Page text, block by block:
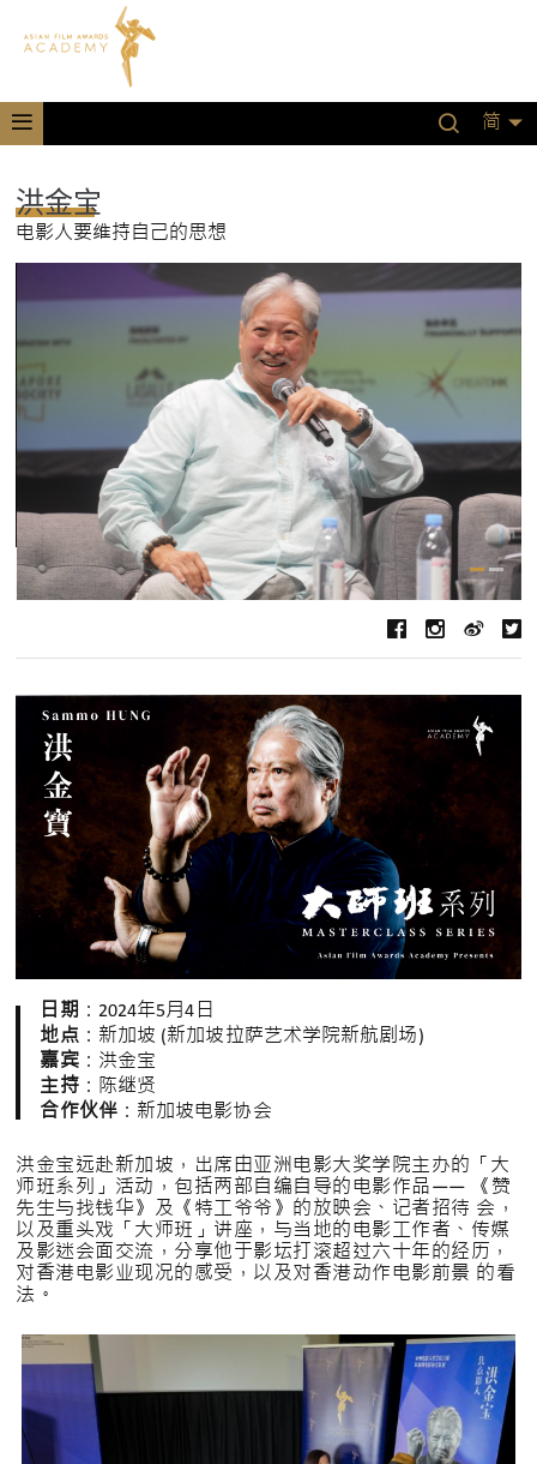
简
洪金宝
电影人要维持自己的思想
日期 ：2024年5月4日
地点：新加坡 (新加坡拉萨艺术学院新航剧场)
嘉宾：洪金宝
主持：陈继贤
合作伙伴：新加坡电影协会
洪金宝远赴新加坡，出席由亚洲电影大奖学院主办的「大
师班系列」活动，包括两部自编自导的电影作品—— 《赞
先生与找钱华》及《特工爷爷》的放映会、记者招待 会，
以及重头戏「大师班」讲座，与当地的电影工作者、传媒
及影迷会面交流，分享他于影坛打滚超过六十年的经历，
对香港电影业现况的感受，以及对香港动作电影前景 的看
法。